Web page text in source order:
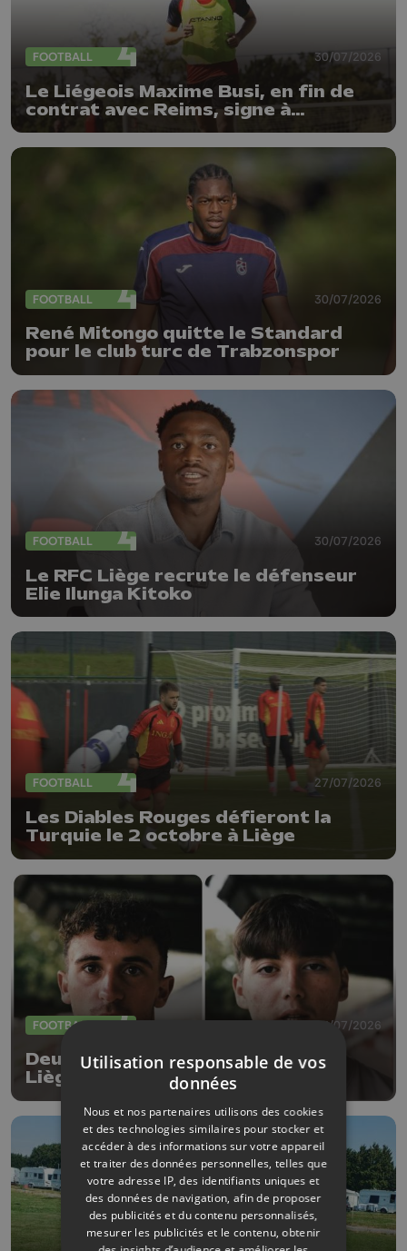
FOOTBALL 30/07/2026
Le Liégeois Maxime Busi, en fin de
contrat avec Reims, signe à
l'Antwerp
FOOTBALL 30/07/2026
René Mitongo quitte le Standard
pour le club turc de Trabzonspor
FOOTBALL 30/07/2026
Le RFC Liège recrute le défenseur
Elie Ilunga Kitoko
FOOTBALL 27/07/2026
Les Diables Rouges défieront la
Turquie le 2 octobre à Liège
FOOTBALL 23/07/2026
Deux nouvelles arrivées au RFC
Liège
Utilisation responsable de vos
données
Nous et nos partenaires utilisons des cookies
et des technologies similaires pour stocker et
accéder à des informations sur votre appareil
et traiter des données personnelles, telles que
votre adresse IP, des identifiants uniques et
des données de navigation, afin de proposer
des publicités et du contenu personnalisés,
mesurer les publicités et le contenu, obtenir